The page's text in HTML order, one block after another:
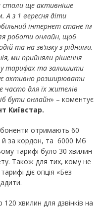
стали ще активніше
А з 1 вересня діти
інтернет стане їм
роботи онлайн, щоб
та на зв’язку з рідними.
ми прийняли рішення
у тарифах та залишити
активно розширювати
часто для їх жителів
бути онлайн» – коментує
Київстар.
отримають 60
й за кордон, та 6000 Мб
тарифі було 30 хвилин
Також для тих, кому не
діє опція «Без
120 хвилин для дзвінків на